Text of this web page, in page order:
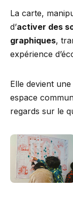
La carte,
d’activer des
graphiques,
expérience
Elle devient une
espace
regards sur le